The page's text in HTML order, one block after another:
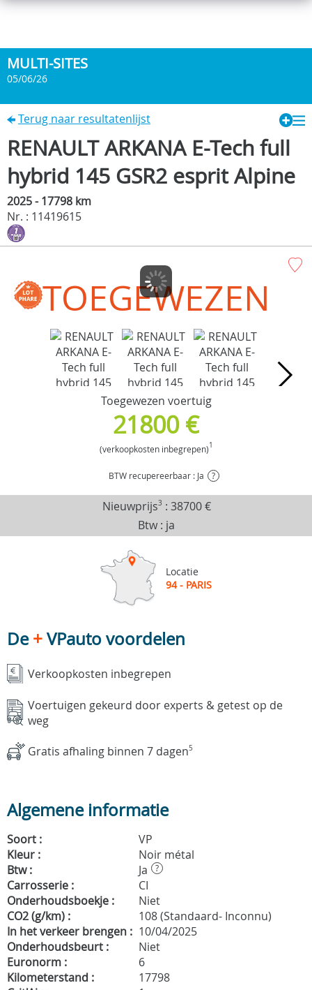
MULTI-SITES
05/06/26
Terug naar resultatenlijst
RENAULT ARKANA E-Tech full
hybrid 145 GSR2 esprit Alpine
2025 - 17798 km
Nr. : 11419615
TOEGEWEZEN
Toegewezen voertuig
21800 €
(verkoopkosten inbegrepen)1
BTW recupereerbaar : Ja ?
Nieuwprijs3 :38700 €
Btw : ja
Locatie
94 - PARIS
De+VPauto voordelen
Verkoopkosten inbegrepen
Voertuigen gekeurd door experts & getest op de
weg
Gratis afhaling binnen 7 dagen5
Algemene informatie
Soort :
VP
Kleur :
Noir métal
Btw :
Ja ?
Carrosserie :
CI
Onderhoudsboekje :
Niet
CO2 (g/km) :
108 (Standaard- Inconnu)
In het verkeer brengen : 10/04/2025
Onderhoudsbeurt :
Niet
Euronorm :
6
Kilometerstand :
17798